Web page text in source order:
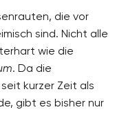
die vor
sind. Nicht alle
wie die
. Da die
kurzer Zeit als
gibt es bisher nur